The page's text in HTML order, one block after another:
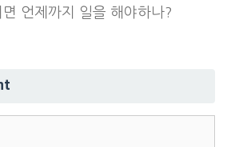
언제까지 일을 해야하나?